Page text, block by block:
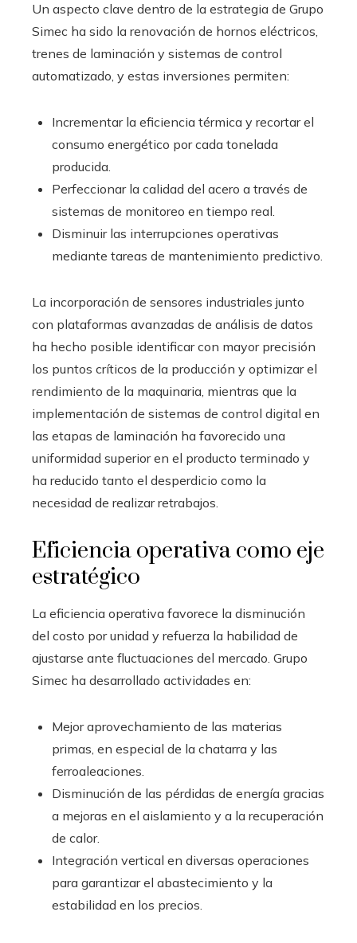
Un aspecto clave dentro de la estrategia de Grupo
Simec ha sido la renovación de hornos eléctricos,
trenes de laminación y sistemas de control
automatizado, y estas inversiones permiten:
Incrementar la eficiencia térmica y recortar el
consumo energético por cada tonelada
producida.
Perfeccionar la calidad del acero a través de
sistemas de monitoreo en tiempo real.
Disminuir las interrupciones operativas
mediante tareas de mantenimiento predictivo.
La incorporación de sensores industriales junto
con plataformas avanzadas de análisis de datos
ha hecho posible identificar con mayor precisión
los puntos críticos de la producción y optimizar el
rendimiento de la maquinaria, mientras que la
implementación de sistemas de control digital en
las etapas de laminación ha favorecido una
uniformidad superior en el producto terminado y
ha reducido tanto el desperdicio como la
necesidad de realizar retrabajos.
Eficiencia operativa como eje
estratégico
La eficiencia operativa favorece la disminución
del costo por unidad y refuerza la habilidad de
ajustarse ante fluctuaciones del mercado. Grupo
Simec ha desarrollado actividades en:
Mejor aprovechamiento de las materias
primas, en especial de la chatarra y las
ferroaleaciones.
Disminución de las pérdidas de energía gracias
a mejoras en el aislamiento y a la recuperación
de calor.
Integración vertical en diversas operaciones
para garantizar el abastecimiento y la
estabilidad en los precios.